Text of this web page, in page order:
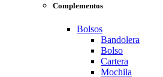
Complementos
Bolsos
Bandolera
Bolso
Cartera
Mochila